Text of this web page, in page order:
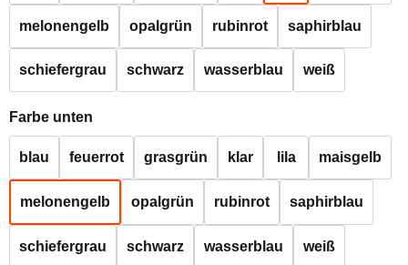
melonengelb opalgrün rubinrot saphirblau
schiefergrau schwarz wasserblau weiß
Farbe unten
blau feuerrot grasgrün klar lila maisgelb
melonengelb opalgrün rubinrot saphirblau
schiefergrau schwarz wasserblau weiß